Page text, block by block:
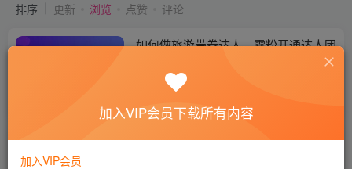
排序 更新 浏览 点赞 评论
如何做旅游带券达人，​零粉开通达人团
付费阅读 ￥10
3年前
B站引流技术：每天引流200精准粉，
加入VIP会员下载所有内容
加入VIP会员